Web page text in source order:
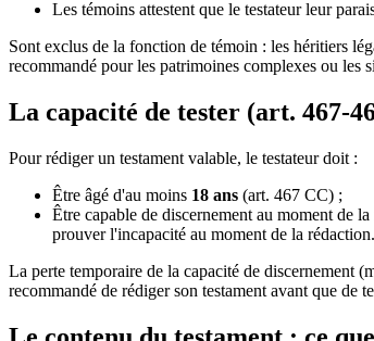
Les témoins attestent que le testateur leur
Sont exclus de la fonction de témoin : les héritiers
recommandé pour les patrimoines complexes ou les
La capacité de tester (art. 467-
Pour rédiger un testament valable, le testateur doit :
Être âgé d'au moins 18 ans (art. 467 CC) ;
Être capable de discernement au moment de
prouver l'incapacité au moment de la rédaction.
La perte temporaire de la capacité de discernement
recommandé de rédiger son testament avant que de